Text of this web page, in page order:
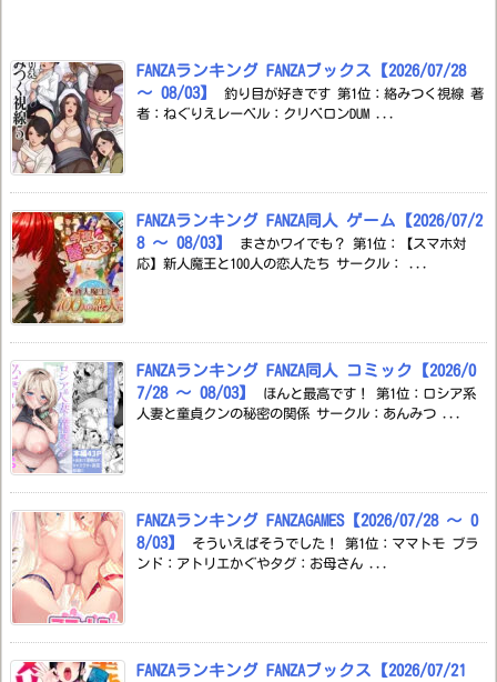
FANZAランキング FANZAブックス【2026/07/28
～ 08/03】
釣り目が好きです 第1位：絡みつく視線 著
者：ねぐりえレーベル：クリベロンDUM ...
FANZAランキング FANZA同人 ゲーム【2026/07/2
8 ～ 08/03】
まさかワイでも？ 第1位：【スマホ対
応】新人魔王と100人の恋人たち サークル： ...
FANZAランキング FANZA同人 コミック【2026/0
7/28 ～ 08/03】
ほんと最高です！ 第1位：ロシア系
人妻と童貞クンの秘密の関係 サークル：あんみつ ...
FANZAランキング FANZAGAMES【2026/07/28 ～ 0
8/03】
そういえばそうでした！ 第1位：ママトモ ブラ
ンド：アトリエかぐやタグ：お母さん ...
FANZAランキング FANZAブックス【2026/07/21